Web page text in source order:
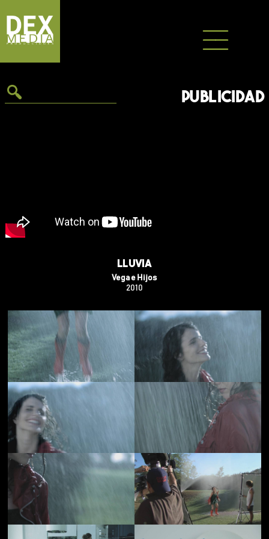
contenido
PUBLICIDAD
LLUVIA
Vega e Hijos
2010